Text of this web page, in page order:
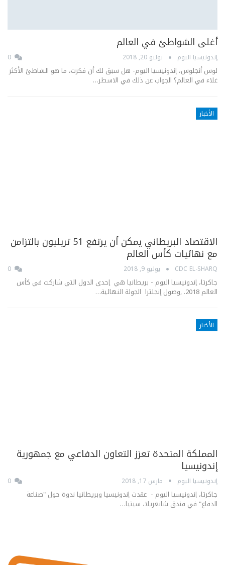
أغلى الشواطئ في العالم
إندونيسيا اليوم يوليو 20, 2018
لوس أنجلوس، إندونيسيا اليوم- هل سبق لك أن فكرت، ما هو الشاطئ الأكثر
غلاء في العالم؟ الجواب عن ذلك في الاسطر…
الأخبار
الاقتصاد البريطاني يمكن أن يرتفع 51 تريليون بالتزامن
مع نهائيات كأس العالم
CDC EL-SHARQ يوليو 9, 2018
جاكرتا، إندونيسيا اليوم - بريطانيا هي إحدى الدول التي شاركت في كأس
العالم 2018. ,وصول إنجلترا الجولة النهائية…
الأخبار
المملكة المتحدة تعزز التعاون الدفاعي مع جمهورية
إندونيسيا
إندونيسيا اليوم مارس 17, 2018
جاكرتا، إندونيسيا اليوم - عقدت إندونيسيا وبريطانيا ندوة حول "صناعة
الدفاع" في فندق شانغريلا، سيتيا…